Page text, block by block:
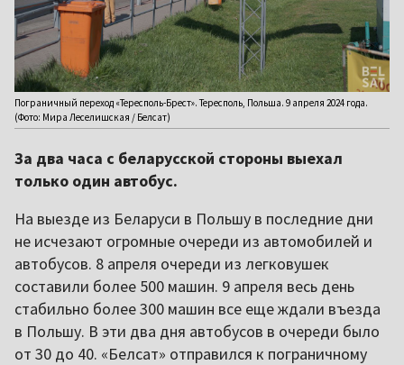
Пограничный переход «Тересполь-Брест». Тересполь, Польша. 9 апреля 2024 года.
(Фото: Мира Леселишская / Белсат)
За два часа с беларусской стороны выехал
только один автобус.
На выезде из Беларуси в Польшу в последние дни
не исчезают огромные очереди из автомобилей и
автобусов. 8 апреля очереди из легковушек
составили более 500 машин. 9 апреля весь день
стабильно более 300 машин все еще ждали въезда
в Польшу. В эти два дня автобусов в очереди было
от 30 до 40. «Белсат» отправился к пограничному